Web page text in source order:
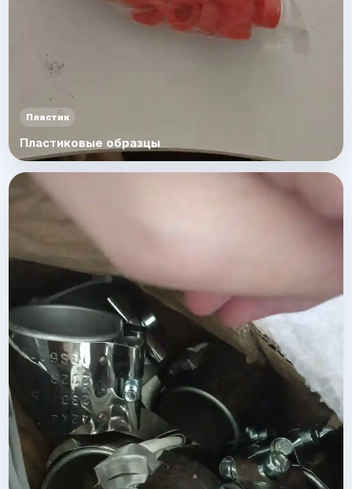
Пластик
Пластиковые образцы